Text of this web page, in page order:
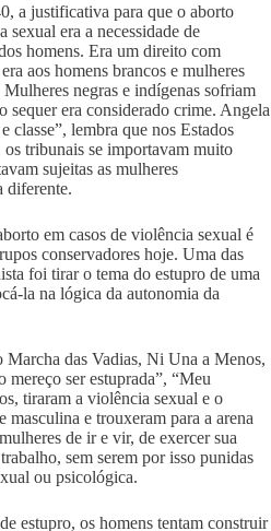
a justificativa para que o aborto
sexual era a necessidade de
homens. Era um direito com
aos homens brancos e mulheres
negras e indígenas sofriam
sequer era considerado crime. Angela
classe”, lembra que nos Estados
tribunais se importavam muito
sujeitas as mulheres
diferente.
em casos de violência sexual é
conservadores hoje. Uma das
foi tirar o tema do estupro de uma
la na lógica da autonomia da
Marcha das Vadias, Ni Una a Menos,
ser estuprada”, “Meu
tiraram a violência sexual e o
masculina e trouxeram para a arena
de ir e vir, de exercer sua
sem serem por isso punidas
ou psicológica.
estupro, os homens tentam construir